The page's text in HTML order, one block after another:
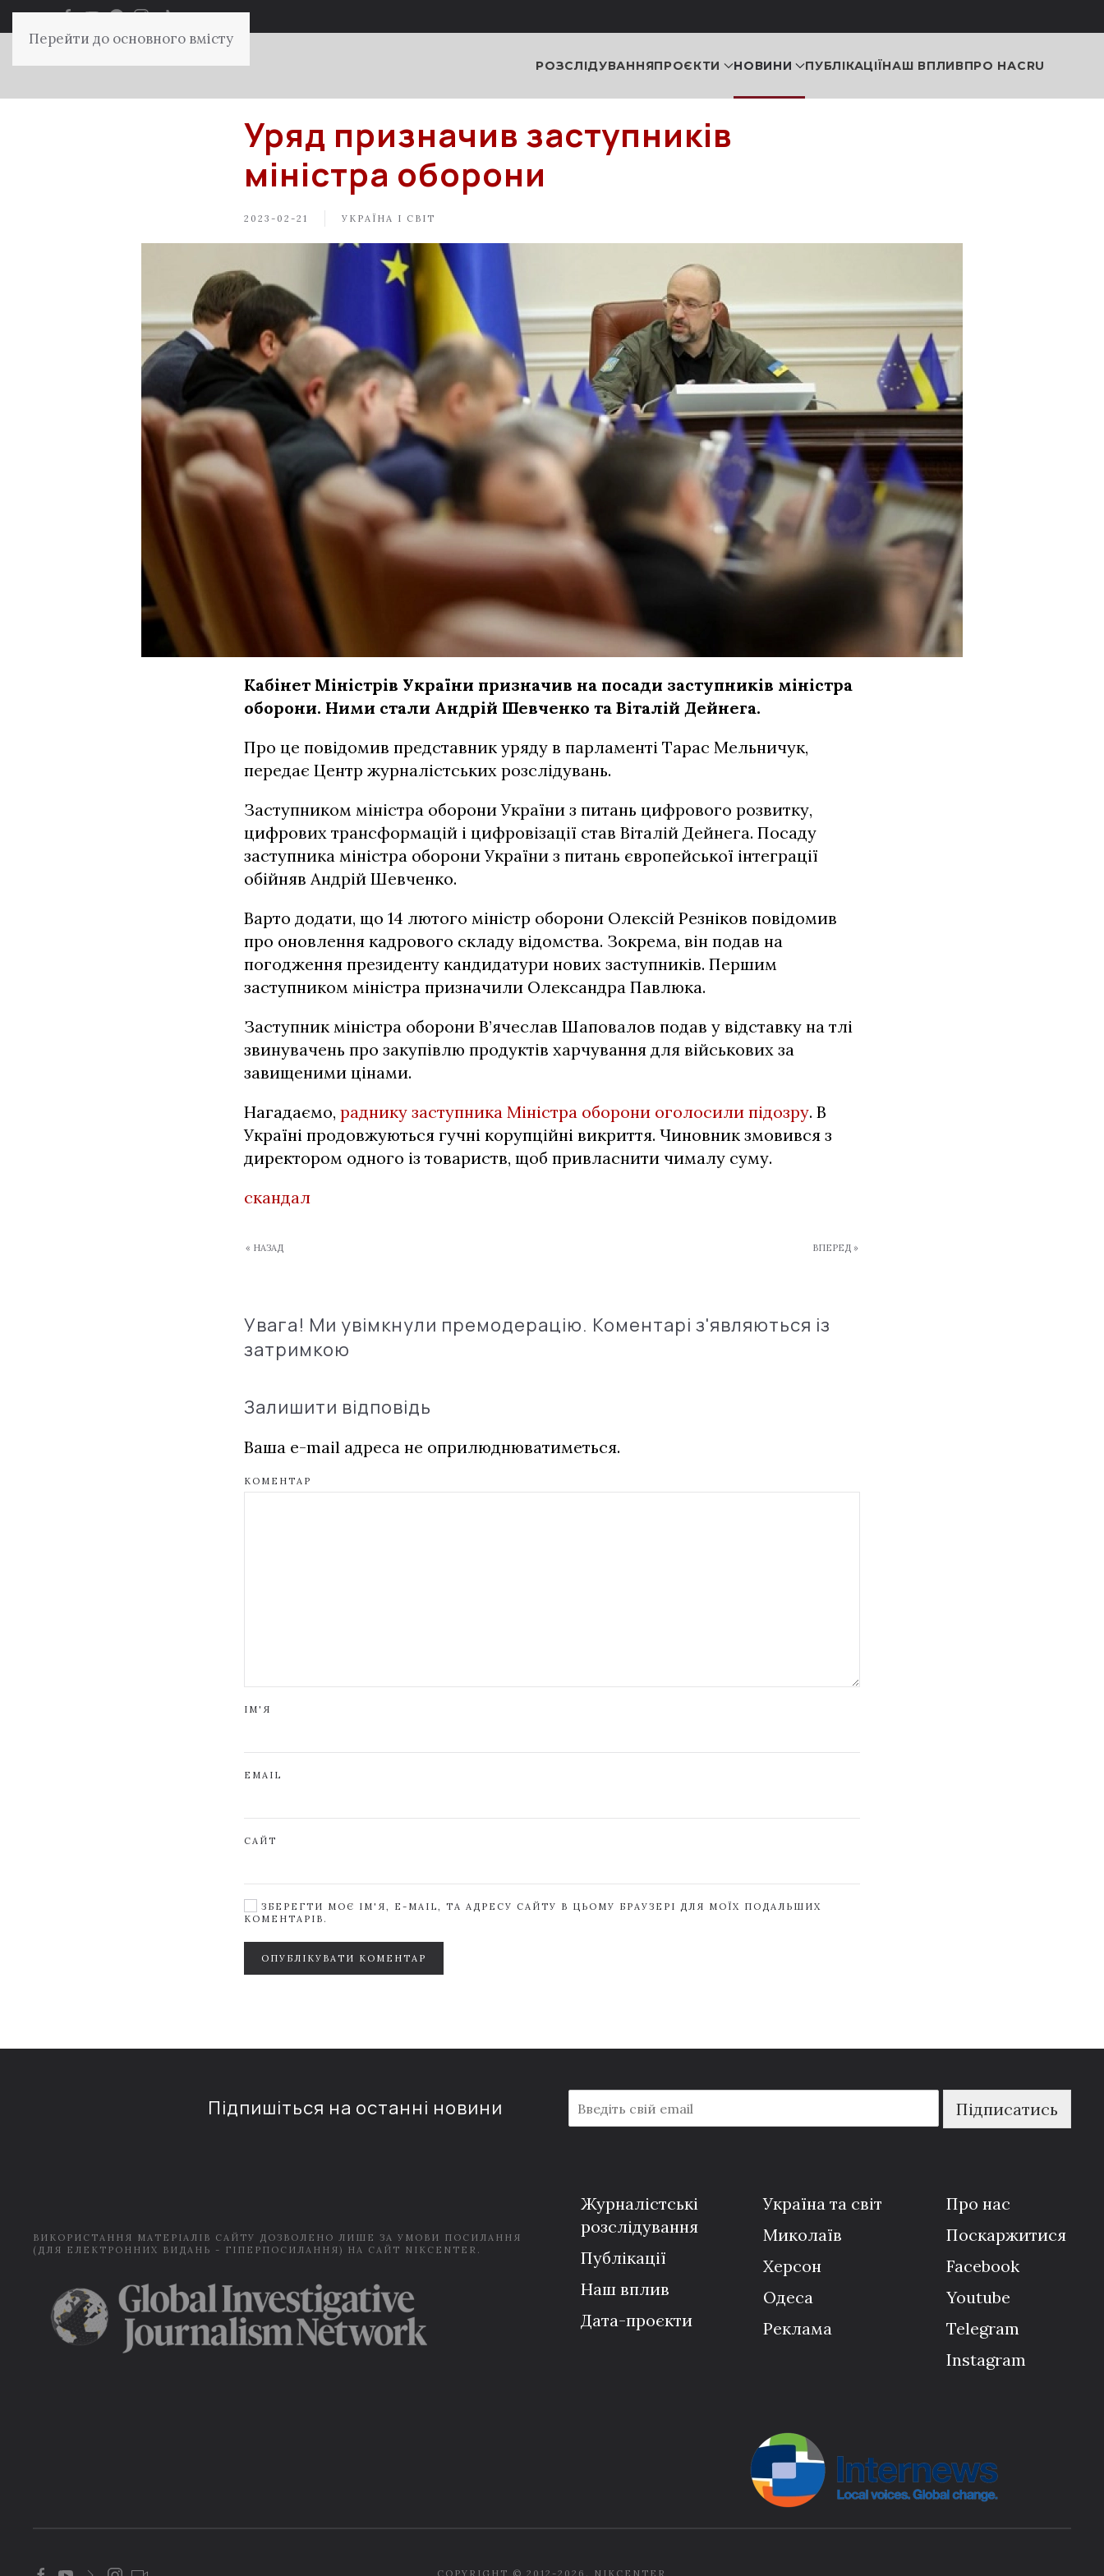
Перейти до основного вмісту
РОЗСЛІДУВАННЯПРОЄКТИ НОВИНИ ПУБЛІКАЦІЇНАШ ВПЛИВПРО НАСRU
Уряд призначив заступників
міністра оборони
2023-02-21 УКРАЇНА І СВІТ
Кабінет Міністрів України призначив на посади заступників міністра
оборони. Ними стали Андрій Шевченко та Віталій Дейнега.
Про це повідомив представник уряду в парламенті Тарас Мельничук,
передає Центр журналістських розслідувань.
Заступником міністра оборони України з питань цифрового розвитку,
цифрових трансформацій і цифровізації став Віталій Дейнега. Посаду
заступника міністра оборони України з питань європейської інтеграції
обійняв Андрій Шевченко.
Варто додати, що 14 лютого міністр оборони Олексій Резніков повідомив
про оновлення кадрового складу відомства. Зокрема, він подав на
погодження президенту кандидатури нових заступників. Першим
заступником міністра призначили Олександра Павлюка.
Заступник міністра оборони В’ячеслав Шаповалов подав у відставку на тлі
звинувачень про закупівлю продуктів харчування для військових за
завищеними цінами.
Нагадаємо, раднику заступника Міністра оборони оголосили підозру. В
Україні продовжуються гучні корупційні викриття. Чиновник змовився з
директором одного із товариств, щоб привласнити чималу суму.
скандал
« НАЗАД ВПЕРЕД »
Увага! Ми увімкнули премодерацію. Коментарі з'являються із
затримкою
Залишити відповідь
Ваша e-mail адреса не оприлюднюватиметься.
КОМЕНТАР
ІМ'Я
EMAIL
САЙТ
ЗБЕРЕГТИ МОЄ ІМ'Я, E-MAIL, ТА АДРЕСУ САЙТУ В ЦЬОМУ БРАУЗЕРІ ДЛЯ МОЇХ ПОДАЛЬШИХ
КОМЕНТАРІВ.
ОПУБЛІКУВАТИ КОМЕНТАР
Підпишіться на останні новини
m
a
Підписатись
ВИКОРИСТАННЯ МАТЕРІАЛІВ САЙТУ ДОЗВОЛЕНО ЛИШЕ ЗА УМОВИ ПОСИЛАННЯ
(ДЛЯ ЕЛЕКТРОННИХ ВИДАНЬ - ГІПЕРПОСИЛАННЯ) НА САЙТ NIKCENTER.
Журналістські
розслідування
Публікації
Наш вплив
Дата-проєкти
Україна та світ
Миколаїв
Херсон
Одеса
Реклама
Про нас
Поскаржитися
Facebook
Youtube
Telegram
Instagram
COPYRIGHT © 2012-2026. NIKCENTER